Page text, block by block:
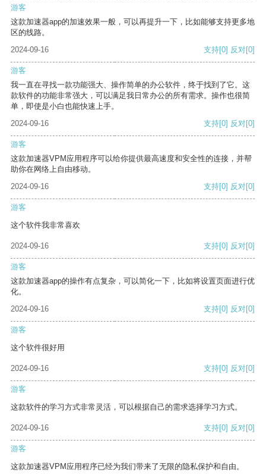
游客
这款加速器app的加速效果一般，可以再提升一下，比如能够支持更多地
区的线路。
2024-09-16
支持[0] 反对[0]
游客
我一直在寻找一款功能强大、操作简单的办公软件，终于找到了它。这
款软件的功能非常强大，可以满足我日常办公的所有需求。操作也很简
单，即使是小白也能快速上手。
2024-09-16
支持[0] 反对[0]
游客
这款加速器VPM应用程序可以给你提供最高速度和安全性的连接，并帮
助你在网络上自由移动。
2024-09-16
支持[0] 反对[0]
游客
这个软件我非常喜欢
2024-09-16 支持[0] 反对[0]
游客
这款加速器app的操作有点复杂，可以简化一下，比如将设置页面进行优
化。
2024-09-16
支持[0] 反对[0]
游客
这个软件很好用
2024-09-16 支持[0] 反对[0]
游客
这款软件的学习方式非常灵活，可以根据自己的需求选择学习方式。
2024-09-16 支持[0] 反对[0]
游客
这款加速器VPM应用程序已经为我们带来了无限的隐私保护和自由。